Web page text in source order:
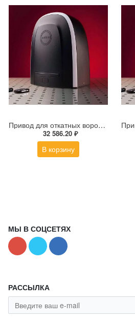
Привод для откатных ворот ALUTECH ROTEO RTО-1000MKIT
32 586.20 ₽
В корзину
МЫ В СОЦСЕТЯХ
РАССЫЛКА